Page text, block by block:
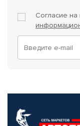
Согласие